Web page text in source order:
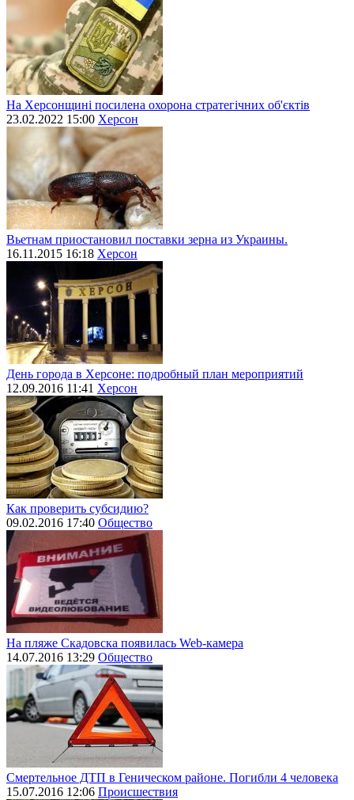
На Херсонщині посилена охорона стратегічних об'єктів
23.02.2022 15:00 Херсон
Вьетнам приостановил поставки зерна из Украины.
16.11.2015 16:18 Херсон
День города в Херсоне: подробный план мероприятий
12.09.2016 11:41 Херсон
Как проверить субсидию?
09.02.2016 17:40 Общество
На пляже Скадовска появилась Web-камера
14.07.2016 13:29 Общество
Смертельное ДТП в Геническом районе. Погибли 4 человека
15.07.2016 12:06 Происшествия